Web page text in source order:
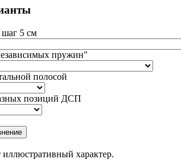
5 см
пружин"
полосой
позиций ДСП
характер.